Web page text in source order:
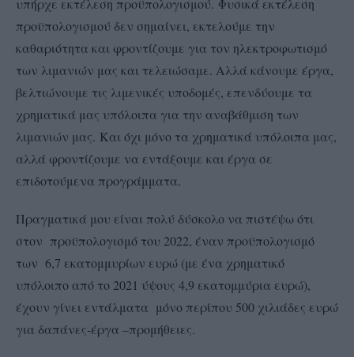
υπήρχε εκτέλεση προϋπολογισμού. Φυσικά εκτέλεση
προϋπολογισμού δεν σημαίνει, εκτελούμε την
καθαριότητα και φροντίζουμε για τον ηλεκτροφωτισμό
των λιμανιών μας και τελειώσαμε. Αλλά κάνουμε έργα,
βελτιώνουμε τις λιμενικές υποδομές, επενδύουμε τα
χρηματικά μας υπόλοιπα για την αναβάθμιση των
λιμανιών μας. Και όχι μόνο τα χρηματικά υπόλοιπα μας,
αλλά φροντίζουμε να εντάξουμε και έργα σε
επιδοτούμενα προγράμματα.
Πραγματικά μου είναι πολύ δύσκολο να πιστέψω ότι
στον προϋπολογισμό του 2022, έναν προϋπολογισμό
των 6,7 εκατομμυρίων ευρώ (με ένα χρηματικό
υπόλοιπο από το 2021 ύψους 4,9 εκατομμύρια ευρώ),
έχουν γίνει εντάλματα μόνο περίπου 500 χιλιάδες ευρώ
για δαπάνες-έργα –προμήθειες.